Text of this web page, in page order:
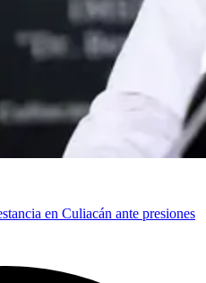
en Culiacán ante presiones